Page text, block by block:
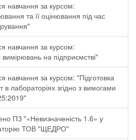
навчання за курсом:
та її оцінювання під час
навчання за курсом:
на підприємстві"
навчання за курсом: "Підготовка
в лабораторіях згідно з вимогами
ПЗ "«Невизначеність 1.6» у
ТОВ "ЩЕДРО"